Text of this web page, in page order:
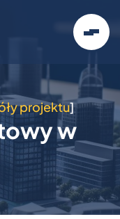
projektu]
w